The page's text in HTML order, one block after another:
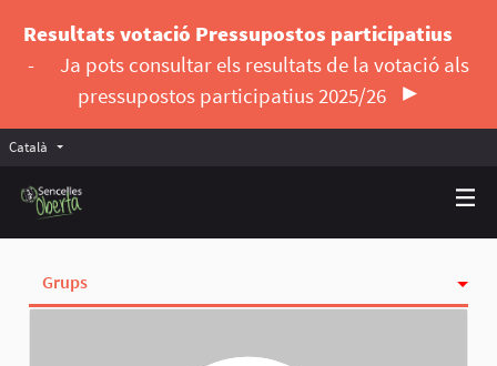
Resultats votació Pressupostos participatius
-
Ja pots consultar els resultats de la votació als
pressupostos participatius 2025/26
Català Triar la llengua
Grups